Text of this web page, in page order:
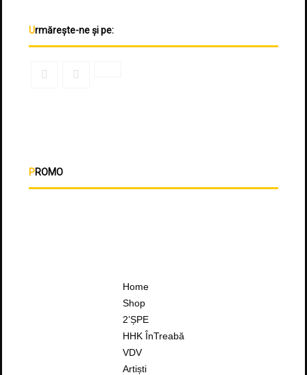
Urmărește-ne și pe:
PROMO
Home
Shop
2’ȘPE
HHK ÎnTreabă
VDV
Artiști